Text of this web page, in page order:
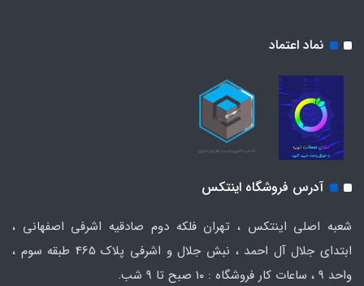
نماد اعتماد
آدرس فروشگاه اینتکس
شعبه اصلی اینتکس ، تهران فلکه دوم صادقیه اشرفی اصفهانی ،
ابتدای جلال آل احمد ، نبش جلال و اشرفی پلاک 465 طبقه سوم ،
واحد ۹ ، ساعات کار فروشگاه : ۱۰ صبح تا ۹ شب.